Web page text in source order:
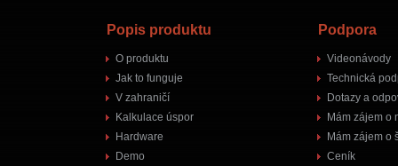
Popis produktu
O produktu
Jak to funguje
V zahraničí
Kalkulace úspor
Hardware
Demo
Podpora
Videonávody
Technická
Dotazy a
Mám zájem o
Mám zájem o
Ceník